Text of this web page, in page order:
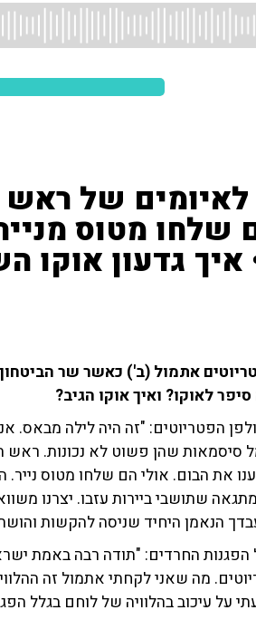
לאיומים של
שלחו מטוס
גדעון אוקו
אתמול (ב') כאשר שר
לאוקו? ואיך אוקו הגיב?
הפטריוטים: "זה היה לילה מבאס.
סיסמאות שהן פשוט לא נכונות.
את הבום. אולי הם שלחו מטוס נייר.
מתגאה שתושבי ביירות עזבו. יצרנו
הנאמן היחיד שניסה להקשות
הפגנות החרדים: "תודה רבה באמת
מה שאני לקחתי אתמול זה
עיכוב בהלוויה של לוחם בגלל